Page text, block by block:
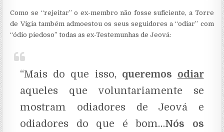
Como se “rejeitar” o ex-membro não fosse suficiente, a Torre
de Vigia também admoestou os seus seguidores a “odiar” com
“ódio piedoso” todas as ex-Testemunhas de Jeová:
“Mais do que isso, queremos odiar
aqueles que voluntariamente se
mostram odiadores de Jeová e
odiadores do que é bom…Nós os